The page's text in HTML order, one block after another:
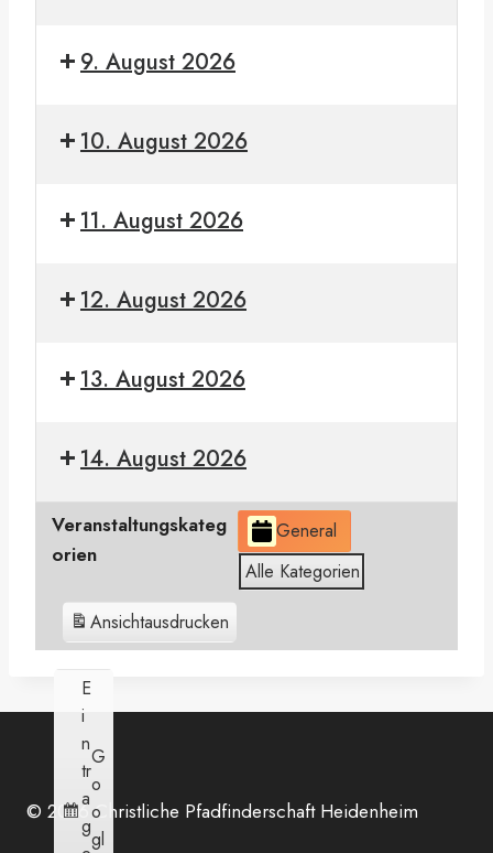
20269. August 2026
202610. August 2026
202611. August 2026
202612. August 2026
202613. August 2026
202614. August 2026
Bundeslager
2026
Veranstaltungskateg
orien
General
Alle Kategorien
E
i
n
tr
a
g
G
o
o
gl
Ansichtausdrucken
© 2026 Christliche Pfadfinderschaft Heidenheim